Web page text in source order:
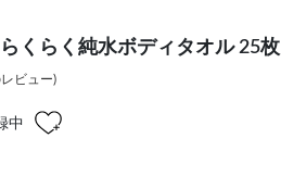
くらく純水ボディタオル 25枚
ビュー)
中